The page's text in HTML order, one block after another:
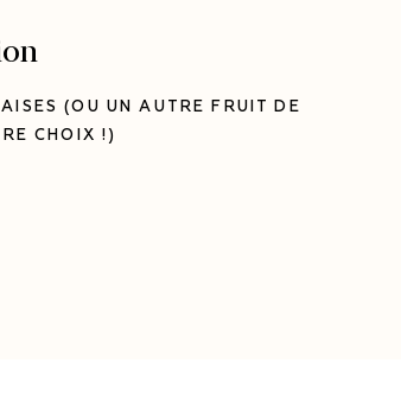
(OU UN AUTRE FRUIT DE
CHOIX !)